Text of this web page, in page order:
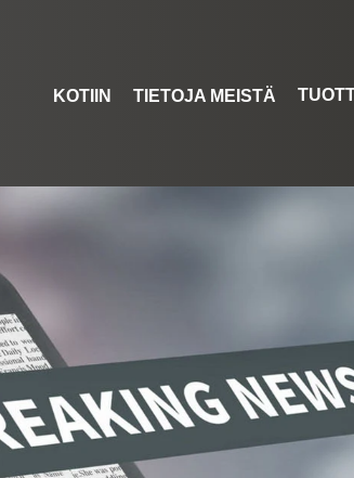
KOTIIN TIETOJA MEISTÄ